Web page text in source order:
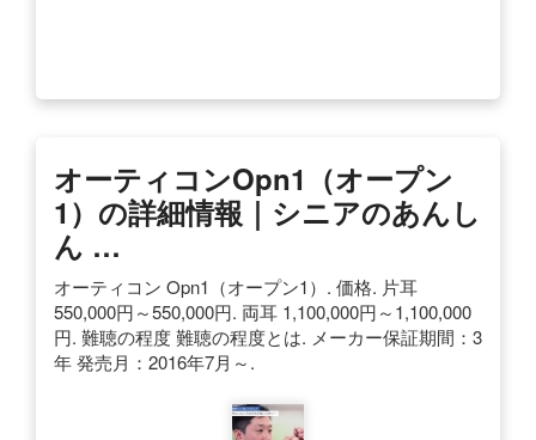
オーティコンOpn1（オープン
1）の詳細情報｜シニアのあんし
ん …
オーティコン Opn1（オープン1）. 価格. 片耳
550,000円～550,000円. 両耳 1,100,000円～1,100,000
円. 難聴の程度 難聴の程度とは. メーカー保証期間：3
年 発売月：2016年7月～.